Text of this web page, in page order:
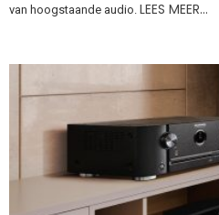
van hoogstaande audio. LEES MEER…